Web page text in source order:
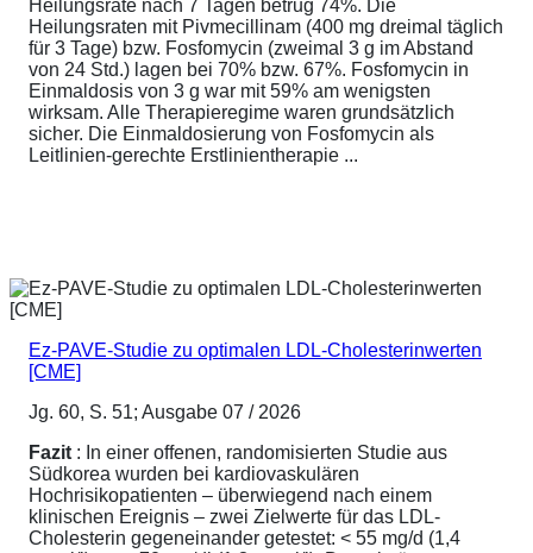
Heilungsrate nach 7 Tagen betrug 74%. Die
Heilungsraten mit Pivmecillinam (400 mg dreimal täglich
für 3 Tage) bzw. Fosfomycin (zweimal 3 g im Abstand
von 24 Std.) lagen bei 70% bzw. 67%. Fosfomycin in
Einmaldosis von 3 g war mit 59% am wenigsten
wirksam. Alle Therapieregime waren grundsätzlich
sicher. Die Einmaldosierung von Fosfomycin als
Leitlinien-gerechte Erstlinientherapie ...
Ez-PAVE-Studie zu optimalen LDL-Cholesterinwerten
[CME]
Jg. 60, S. 51; Ausgabe 07 / 2026
Fazit : In einer offenen, randomisierten Studie aus
Südkorea wurden bei kardiovaskulären
Hochrisikopatienten – überwiegend nach einem
klinischen Ereignis – zwei Zielwerte für das LDL-
Cholesterin gegeneinander getestet: < 55 mg/d (1,4